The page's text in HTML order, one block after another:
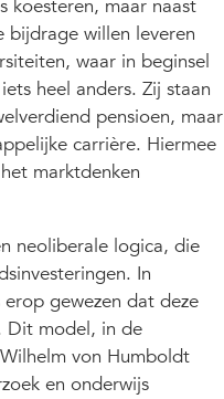
koesteren, maar naast
bijdrage willen leveren
waar in beginsel
heel anders. Zij staan
pensioen, maar
carrière. Hiermee
marktdenken
neoliberale logica, die
In
gewezen dat deze
Dit model, in de
von Humboldt
en onderwijs